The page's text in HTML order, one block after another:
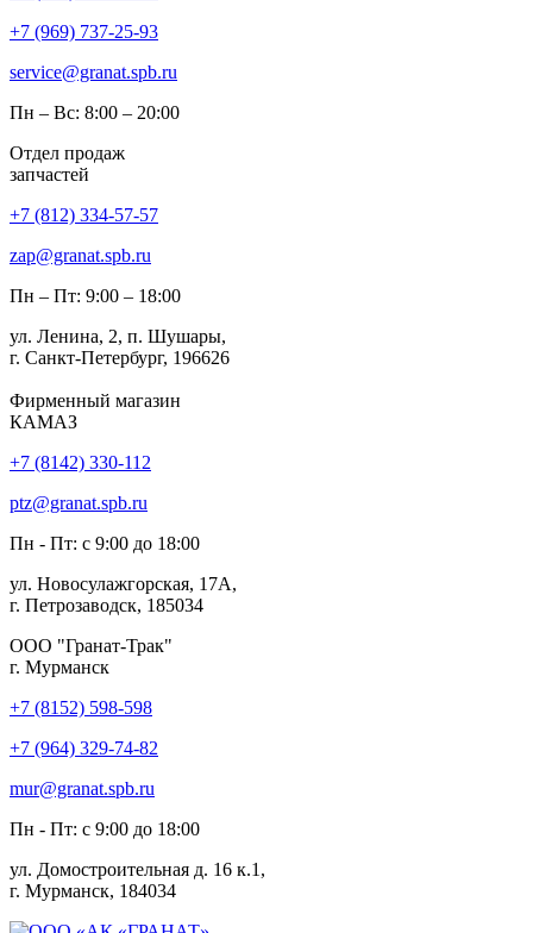
+7 (969) 737-25-93
service@granat.spb.ru
Пн – Вс: 8:00 – 20:00
Отдел продаж
запчастей
+7 (812) 334-57-57
zap@granat.spb.ru
Пн – Пт: 9:00 – 18:00
ул. Ленина, 2, п. Шушары,
г. Санкт-Петербург, 196626
Фирменный магазин
КАМАЗ
+7 (8142) 330-112
ptz@granat.spb.ru
Пн - Пт: с 9:00 до 18:00
ул. Новосулажгорская, 17А,
г. Петрозаводск, 185034
ООО "Гранат-Трак"
г. Мурманск
+7 (8152) 598-598
+7 (964) 329-74-82
mur@granat.spb.ru
Пн - Пт: с 9:00 до 18:00
ул. Домостроительная д. 16 к.1,
г. Мурманск, 184034